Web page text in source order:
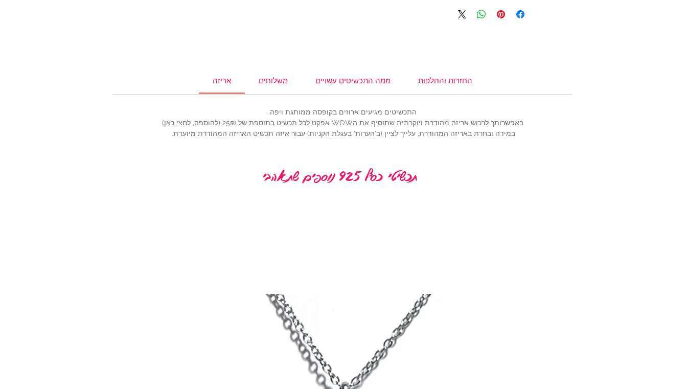
שרשראות צ'ארמס כסף 925
אריזה משלוחים ממה התכשיטים עשויים החזרות והחלפות
התכשיטים מגיעים ארוזים בקופסה ממותגת ויפה.
באפשרותך לרכוש אריזה מהודרת ויוקרתית שתוסיף את הWOW אפקט לכל תכשיט בתוספת של 25₪ (להוספה,
לחצי כאן)
במידה ובחרת באריזה המהודרת, עלייך לציין (ב'הערות' בעגלת הקניות) עבור איזה תכשיט האריזה המהודרת מיועדת.
תכשיטי כסף 925 נוספים שתאהבי